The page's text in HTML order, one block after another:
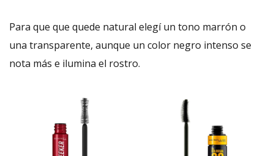
Para que que quede natural elegí un tono marrón o
una transparente, aunque un color negro intenso se
nota más e ilumina el rostro.